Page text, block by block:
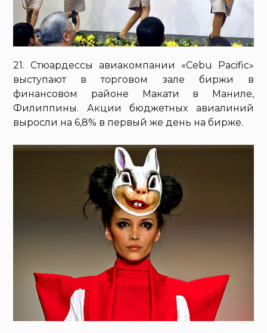
21. Стюардессы авиакомпании «Cebu Pacific»
выступают в торговом зале биржи в
финансовом районе Макати в Маниле,
Филиппины. Акции бюджетных авиалиний
выросли на 6,8% в первый же день на бирже.